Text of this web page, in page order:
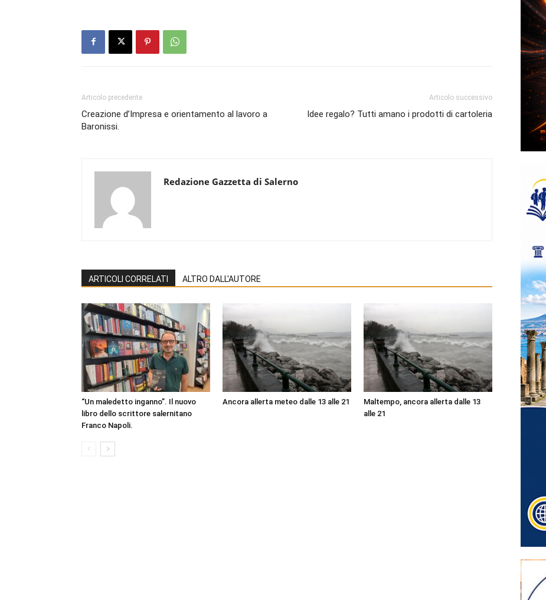
Articolo precedente
Creazione d’Impresa e orientamento al lavoro a
Baronissi.
Articolo successivo
Idee regalo? Tutti amano i prodotti di cartoleria
Redazione Gazzetta di Salerno
ARTICOLI CORRELATI ALTRO DALL'AUTORE
“Un maledetto inganno”. Il nuovo
libro dello scrittore salernitano
Franco Napoli.
Ancora allerta meteo dalle 13 alle 21
Maltempo, ancora allerta dalle 13
alle 21